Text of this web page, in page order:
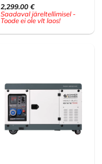
2,299.00€
Saadaval järeltellimisel -
Toode ei ole vlt laos!